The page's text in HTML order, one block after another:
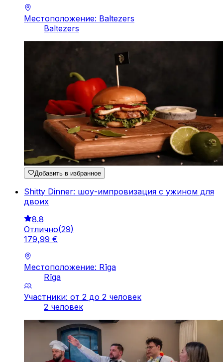
Местоположение: Baltezers
Baltezers
Добавить в избранное
Shitty Dinner: шоу-импровизация с ужином для
двоих
8.8
Отлично(29)
179,99 €
Местоположение: Rīga
Rīga
Участники: от 2 до 2 человек
2 человек